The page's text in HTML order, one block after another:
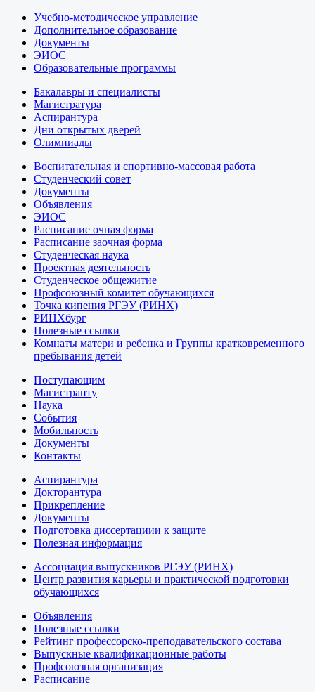
Учебно-методическое управление
Дополнительное образование
Документы
ЭИОС
Образовательные программы
Бакалавры и специалисты
Магистратура
Аспирантура
Дни открытых дверей
Олимпиады
Воспитательная и спортивно-массовая работа
Студенческий совет
Документы
Объявления
ЭИОС
Расписание очная форма
Расписание заочная форма
Студенческая наука
Проектная деятельность
Студенческое общежитие
Профсоюзный комитет обучающихся
Точка кипения РГЭУ (РИНХ)
РИНХбург
Полезные ссылки
Комнаты матери и ребенка и Группы кратковременного
пребывания детей
Поступающим
Магистранту
Наука
События
Мобильность
Документы
Контакты
Аспирантура
Докторантура
Прикрепление
Документы
Подготовка диссертациии к защите
Полезная информация
Ассоциация выпускников РГЭУ (РИНХ)
Центр развития карьеры и практической подготовки
обучающихся
Объявления
Полезные ссылки
Рейтинг профессорско-преподавательского состава
Выпускные квалификационные работы
Профсоюзная организация
Расписание